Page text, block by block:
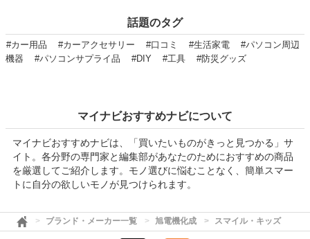
話題のタグ
#カー用品 #カーアクセサリー #口コミ #生活家電
#パソコン周辺
機器
#パソコンサプライ品 #DIY #工具 #防災グッズ
マイナビおすすめナビについて
マイナビおすすめナビは、「買いたいものがきっと見つかる」サ
イト。各分野の専門家と編集部があなたのためにおすすめの商品
を厳選してご紹介します。モノ選びに悩むことなく、簡単スマー
トに自分の欲しいモノが見つけられます。
ブランド・メーカー一覧 旭電機化成 スマイル・キッズ